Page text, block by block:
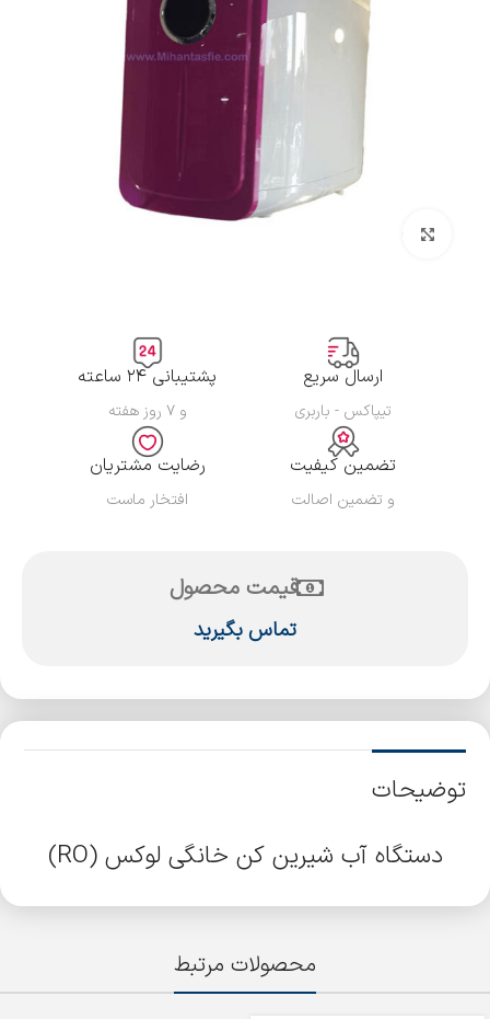
بزرگنمایی تصویر
ارسال سریع
تیپاکس - باربری
پشتیبانی ۲۴ ساعته
و ۷ روز هفته
تضمین کیفیت
و تضمین اصالت
رضایت مشتریان
افتخار ماست
قیمت محصول
تماس بگیرید
توضیحات
دستگاه آب شیرین کن خانگی لوکس (RO)
محصولات مرتبط